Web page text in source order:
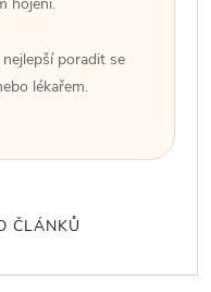
hojení.
poradit se
lékařem.
ČLÁNKŮ